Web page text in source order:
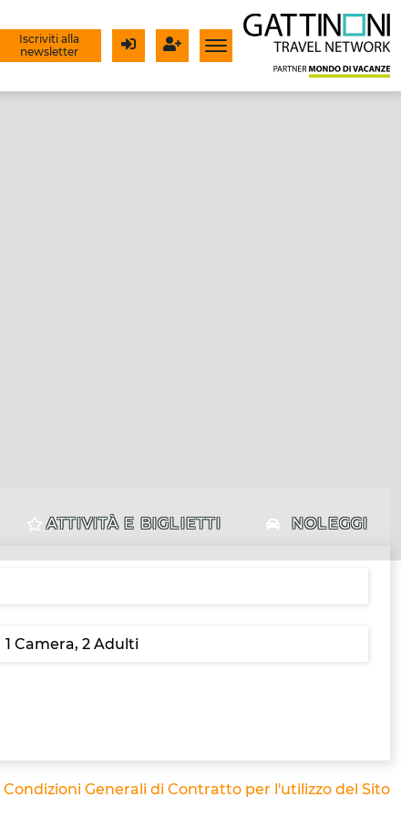
Iscriviti alla
newsletter
Registrati
ATTIVITÀ E BIGLIETTI NOLEGGI
Condizioni Generali di Contratto per l'utilizzo del Sito